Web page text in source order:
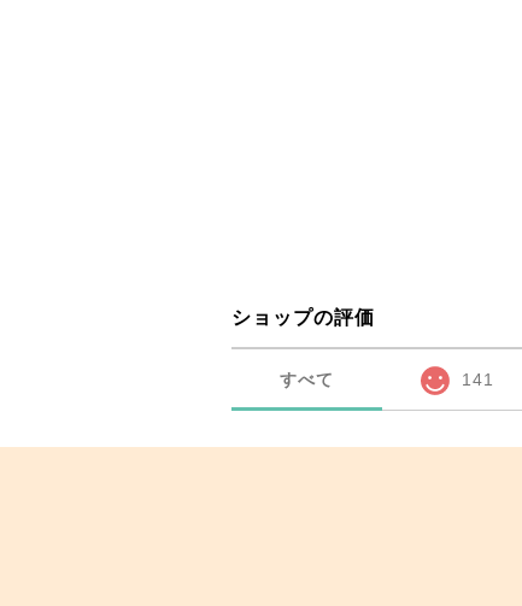
ショップの評価
すべて 141